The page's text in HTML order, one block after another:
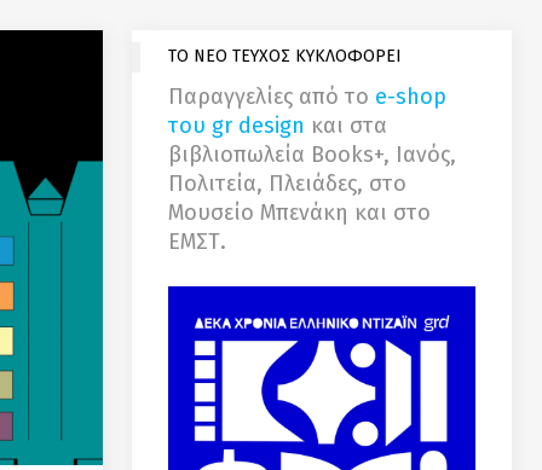
ΤΟ ΝΕΟ ΤΕΥΧΟΣ ΚΥΚΛΟΦΟΡΕΙ
Παραγγελίες από το e-shop
του gr design και στα
βιβλιοπωλεία Books+, Ιανός,
Πολιτεία, Πλειάδες, στο
Μουσείο Μπενάκη και στο
ΕΜΣΤ.